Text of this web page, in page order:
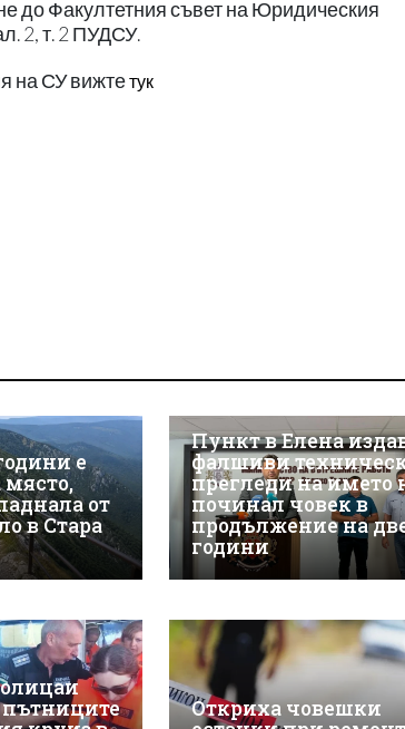
до Факултетния съвет на Юридическия
2, т. 2 ПУДСУ.
на СУ вижтетук
е
място,
от
в Стара
Пункт в Елена
фалшиви
прегледи на името
починал човек в
продължение на
години
Откриха човешки